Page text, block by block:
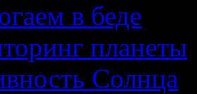
в беде
планеты
Солнца